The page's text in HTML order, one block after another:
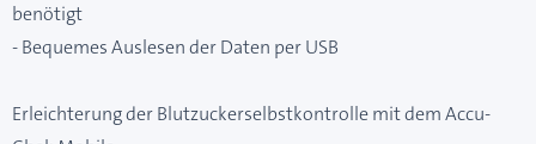
benötigt
- Bequemes Auslesen der Daten per USB
Erleichterung der Blutzuckerselbstkontrolle mit dem Accu-